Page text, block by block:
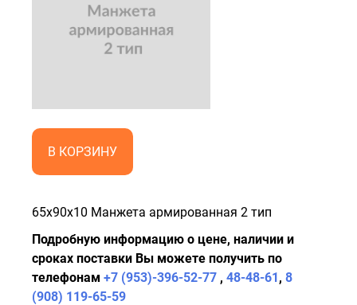
В КОРЗИНУ
65x90x10 Манжета армированная 2 тип
Подробную информацию о цене, наличии и
сроках поставки Вы можете получить по
телефонам +7 (953)-396-52-77 , 48-48-61, 8
(908) 119-65-59